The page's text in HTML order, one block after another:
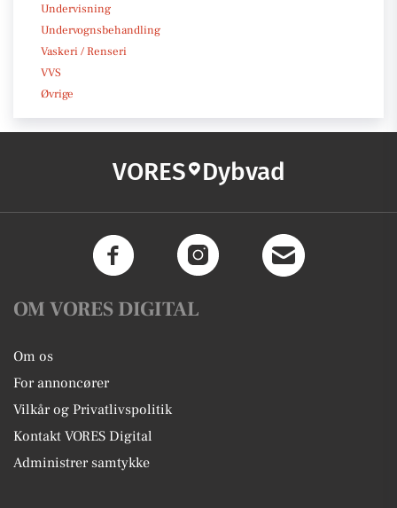
Undervisning
Undervognsbehandling
Vaskeri / Renseri
VVS
Øvrige
VORES Dybvad
OM VORES DIGITAL
Om os
For annoncører
Vilkår og Privatlivspolitik
Kontakt VORES Digital
Administrer samtykke